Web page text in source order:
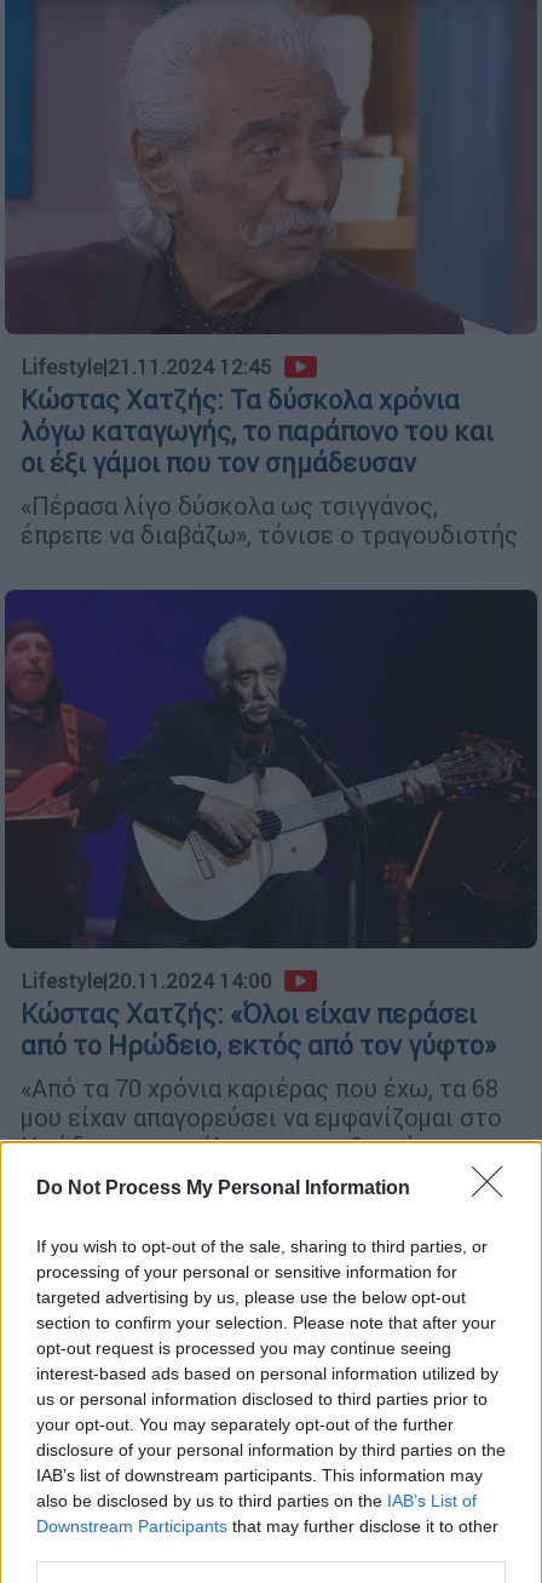
Do Not Process My Personal Information
If you wish to opt-out of the sale, sharing to third parties, or
processing of your personal or sensitive information for
targeted advertising by us, please use the below opt-out
section to confirm your selection. Please note that after your
opt-out request is processed you may continue seeing
interest-based ads based on personal information utilized by
us or personal information disclosed to third parties prior to
your opt-out. You may separately opt-out of the further
disclosure of your personal information by third parties on the
IAB’s list of downstream participants. This information may
also be disclosed by us to third parties on the IAB’s List of
Downstream Participants that may further disclose it to other
Lifestyle|21.11.2024 12:45
Κώστας Χατζής: Τα δύσκολα χρόνια
λόγω καταγωγής, το παράπονο του και
οι έξι γάμοι που τον σημάδευσαν
«Πέρασα λίγο δύσκολα ως τσιγγάνος,
έπρεπε να διαβάζω», τόνισε ο τραγουδιστής
Lifestyle|20.11.2024 14:00
Κώστας Χατζής: «Όλοι είχαν περάσει
από το Ηρώδειο, εκτός από τον γύφτο»
«Από τα 70 χρόνια καριέρας που έχω, τα 68
μου είχαν απαγορεύσει να εμφανίζομαι στο
Ηρώδειο», αποκάλυψε ο καταξιωμένος
μουσικός